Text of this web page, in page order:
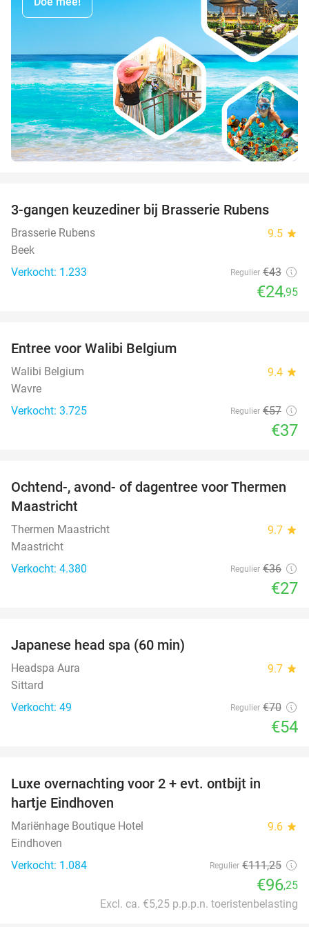
42%
3-gangen keuzediner bij Brasserie Rubens
Brasserie Rubens 9.5 star
Beek
Verkocht: 1.233
Regulier €43
€24,95
Entree voor Walibi Belgium
Walibi Belgium 9.4 star
Wavre
Verkocht: 3.725
Regulier €57
€37
25%
Ochtend-, avond- of dagentree voor Thermen
Maastricht
Thermen Maastricht 9.7 star
Maastricht
Verkocht: 4.380
Regulier €36
€27
Japanese head spa (60 min)
Headspa Aura 9.7 star
Sittard
Verkocht: 49
Regulier €70
€54
Luxe overnachting voor 2 + evt. ontbijt in
hartje Eindhoven
Mariënhage Boutique Hotel 9.6 star
Eindhoven
Verkocht: 1.084
Regulier €111,25
€96,25
Excl. ca. €5,25 p.p.p.n. toeristenbelasting